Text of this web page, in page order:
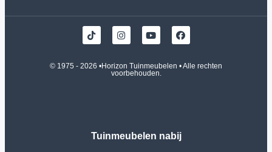
© 1975 - 2026 •Horizon Tuinmeubelen • Alle rechten
voorbehouden.
Tuinmeubelen nabij